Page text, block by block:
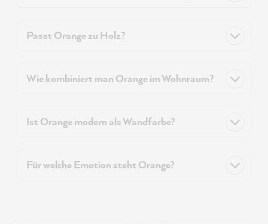
Passt Orange zu Holz?
Wie kombiniert man Orange im Wohnraum?
Ist Orange modern als Wandfarbe?
Für welche Emotion steht Orange?